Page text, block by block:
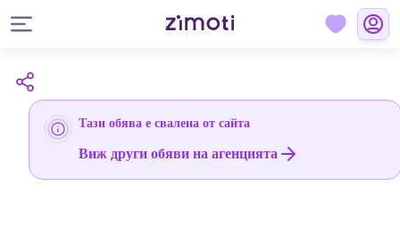
Тази обява е свалена от сайта
Виж други обяви на агенцията